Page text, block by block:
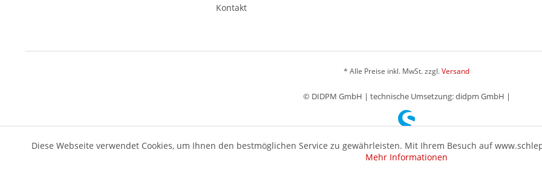
Kontakt
* Alle Preise inkl. MwSt. zzgl.Versand
© DIDPM GmbH | technische Umsetzung: didpm GmbH |
Diese Webseite verwendet Cookies, um Ihnen den bestmöglichen Service zu gewährleisten. Mit Ihrem Besuch auf
Mehr Informationen